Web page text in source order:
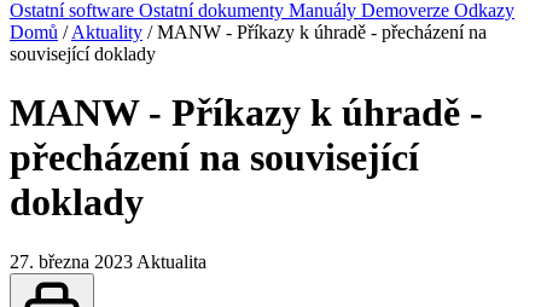
Ostatní software Ostatní dokumenty Manuály Demoverze Odkazy
Domů / Aktuality / MANW - Příkazy k úhradě - přecházení na
související doklady
MANW - Příkazy k úhradě -
přecházení na související
doklady
27. března 2023 Aktualita